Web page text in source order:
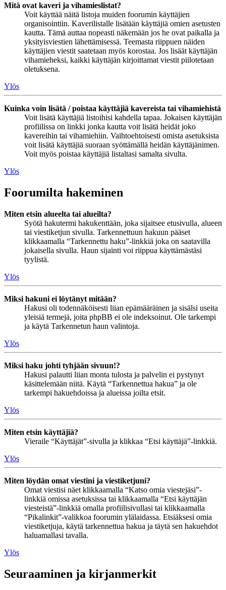
Mitä ovat kaveri ja vihamieslistat?
Voit käyttää näitä listoja muiden foorumin käyttäjien
organisointiin. Kaverilistalle lisätään käyttäjiä omien asetusten
kautta. Tämä auttaa nopeasti näkemään jos he ovat paikalla ja
yksityisviestien lähettämisessä. Teemasta riippuen näiden
käyttäjien viestit saatetaan myös korostaa. Jos lisäät käyttäjän
vihamieheksi, kaikki käyttäjän kirjoittamat viestit piilotetaan
oletuksena.
Ylös
Kuinka voin lisätä / poistaa käyttäjiä kavereista tai vihamiehistä
Voit lisätä käyttäjiä listoihisi kahdella tapaa. Jokaisen käyttäjän
profiilissa on linkki jonka kautta voit lisätä heidät joko
kavereihin tai vihamiehiin. Vaihtoehtoisesti omista asetuksista
voit lisätä käyttäjiä suoraan syöttämällä heidän käyttäjänimen.
Voit myös poistaa käyttäjiä listaltasi samalta sivulta.
Ylös
Foorumilta hakeminen
Miten etsin alueelta tai alueilta?
Syötä hakutermi hakukenttään, joka sijaitsee etusivulla, alueen
tai viestiketjun sivulla. Tarkennettuun hakuun pääset
klikkaamalla “Tarkennettu haku”-linkkiä joka on saatavilla
jokaisella sivulla. Haun sijainti voi riippua käyttämästäsi
tyylistä.
Ylös
Miksi hakuni ei löytänyt mitään?
Hakusi oli todennäköisesti liian epämääräinen ja sisälsi useita
yleisiä termejä, joita phpBB ei ole indeksoinut. Ole tarkempi
ja käytä Tarkennetun haun valintoja.
Ylös
Miksi haku johti tyhjään sivuun!?
Hakusi palautti liian monta tulosta ja palvelin ei pystynyt
käsittelemään niitä. Käytä “Tarkennettua hakua” ja ole
tarkempi hakuehdoissa ja alueissa joilta etsit.
Ylös
Miten etsin käyttäjiä?
Vieraile “Käyttäjät”-sivulla ja klikkaa “Etsi käyttäjä”-linkkiä.
Ylös
Miten löydän omat viestini ja viestiketjuni?
Omat viestisi näet klikkaamalla “Katso omia viestejäsi”-
linkkiä omissa asetuksissa tai klikkaamalla “Etsi käyttäjän
viesteistä”-linkkiä omalla profiilisivullasi tai klikkaamalla
“Pikalinkit”-valikkoa foorumin ylälaidassa. Etsiäksesi omia
viestiketjuja, käytä tarkennettua hakua ja täytä sen hakuehdot
haluamallasi tavalla.
Ylös
Seuraaminen ja kirjanmerkit